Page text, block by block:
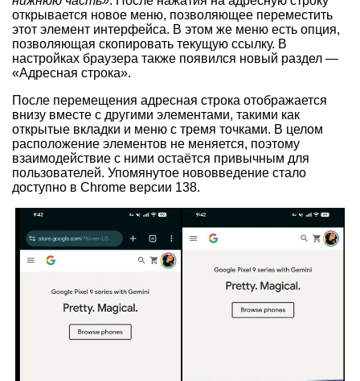
открывается новое меню, позволяющее переместить
этот элемент интерфейса. В этом же меню есть опция,
позволяющая скопировать текущую ссылку. В
настройках браузера также появился новый раздел —
«Адресная строка».
После перемещения адресная строка отображается
внизу вместе с другими элементами, такими как
открытые вкладки и меню с тремя точками. В целом
расположение элементов не меняется, поэтому
взаимодействие с ними остаётся привычным для
пользователей. Упомянутое нововведение стало
доступно в Chrome версии 138.